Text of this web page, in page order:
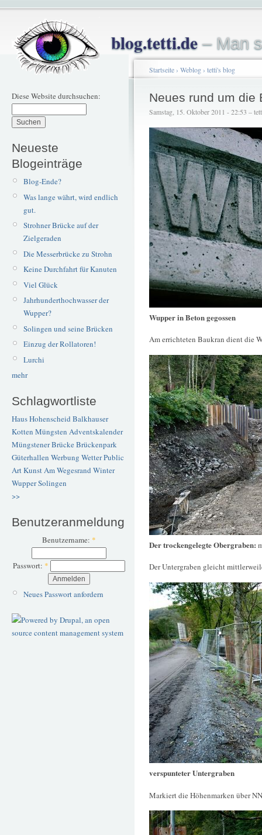
blog.tetti.de– Man
Diese Website durchsuchen:
Neueste
Blogeinträge
Blog-Ende?
Was lange währt, wird endlich
gut.
Strohner Brücke auf der
Zielgeraden
Die Messerbrücke zu Strohn
Keine Durchfahrt für Kanuten
Viel Glück
Jahrhunderthochwasser der
Wupper?
Solingen und seine Brücken
Einzug der Rollatoren!
Lurchi
mehr
Schlagwortliste
Haus Hohenscheid Balkhauser
Kotten Müngsten Adventskalender
Müngstener BrückeBrückenpark
Güterhallen Werbung WetterPublic
ArtKunstAm Wegesrand Winter
WupperSolingen
>>
Benutzeranmeldung
Benutzername: *
Passwort: *
Neues Passwort anfordern
Startseite› Weblog› tetti's blog
Neues rund um die
Samstag, 15. Oktober 2011 - 22:53 –
Wupper in Beton gegossen
Am errichteten Baukran dient die
Der trockengelegte Obergraben:
Der Untergraben gleicht
verspunteter Untergraben
Markiert die Höhenmarken über